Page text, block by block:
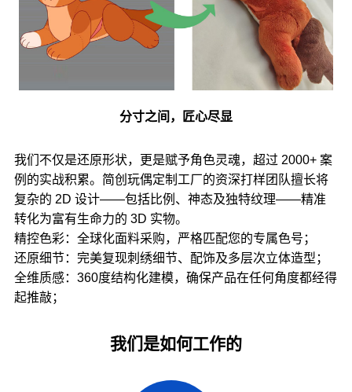
分寸之间，匠心尽显
我们不仅是还原形状，更是赋予角色灵魂，超过 2000+ 案
例的实战积累。简创玩偶定制工厂的资深打样团队擅长将
复杂的 2D 设计——包括比例、神态及独特纹理——精准
转化为富有生命力的 3D 实物。
精控色彩：全球化面料采购，严格匹配您的专属色号；
还原细节：完美复现刺绣细节、配饰及多层次立体造型；
全维质感：360度结构化建模，确保产品在任何角度都经得
起推敲；
我们是如何工作的